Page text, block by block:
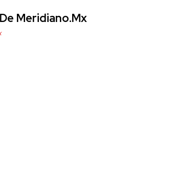
Meridiano.mx